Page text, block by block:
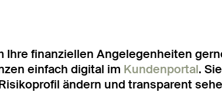
Ihre finanziellen Angelegenheiten
einfach digital im Kundenportal.
ändern und transparent